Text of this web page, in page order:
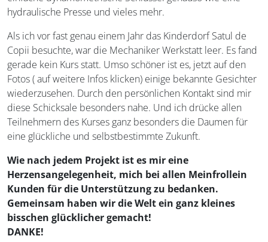
hydraulische Presse und vieles mehr.
Als ich vor fast genau einem Jahr das Kinderdorf Satul de
Copii besuchte, war die Mechaniker Werkstatt leer. Es fand
gerade kein Kurs statt. Umso schöner ist es, jetzt auf den
Fotos ( auf weitere Infos klicken) einige bekannte Gesichter
wiederzusehen. Durch den persönlichen Kontakt sind mir
diese Schicksale besonders nahe. Und ich drücke allen
Teilnehmern des Kurses ganz besonders die Daumen für
eine glückliche und selbstbestimmte Zukunft.
Wie nach jedem Projekt ist es mir eine
Herzensangelegenheit, mich bei allen Meinfrollein
Kunden für die Unterstützung zu bedanken.
Gemeinsam haben wir die Welt ein ganz kleines
bisschen glücklicher gemacht!
DANKE!